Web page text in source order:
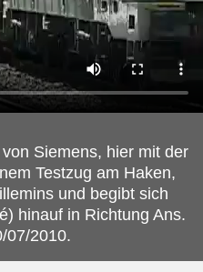
Siemens, hier mit der
Testzug am Haken,
und begibt sich
hinauf in Richtung Ans.
07/2010.